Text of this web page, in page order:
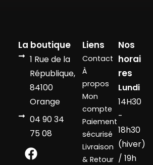
La boutique
1 Rue de la
République,
84100
Orange
04 90 34
75 08
Liens
Contact
À
propos
Mon
compte
Paiement
sécurisé
Livraison
& Retour
Nos
horai
res
Lundi
14H30
-
18h30
(hiver)
/ 19h